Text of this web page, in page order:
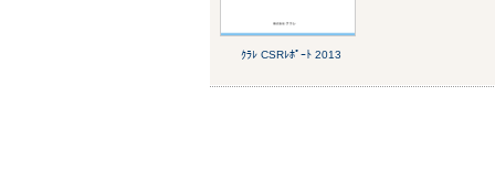
ｸﾗﾚ CSRﾚﾎﾟｰﾄ 2013